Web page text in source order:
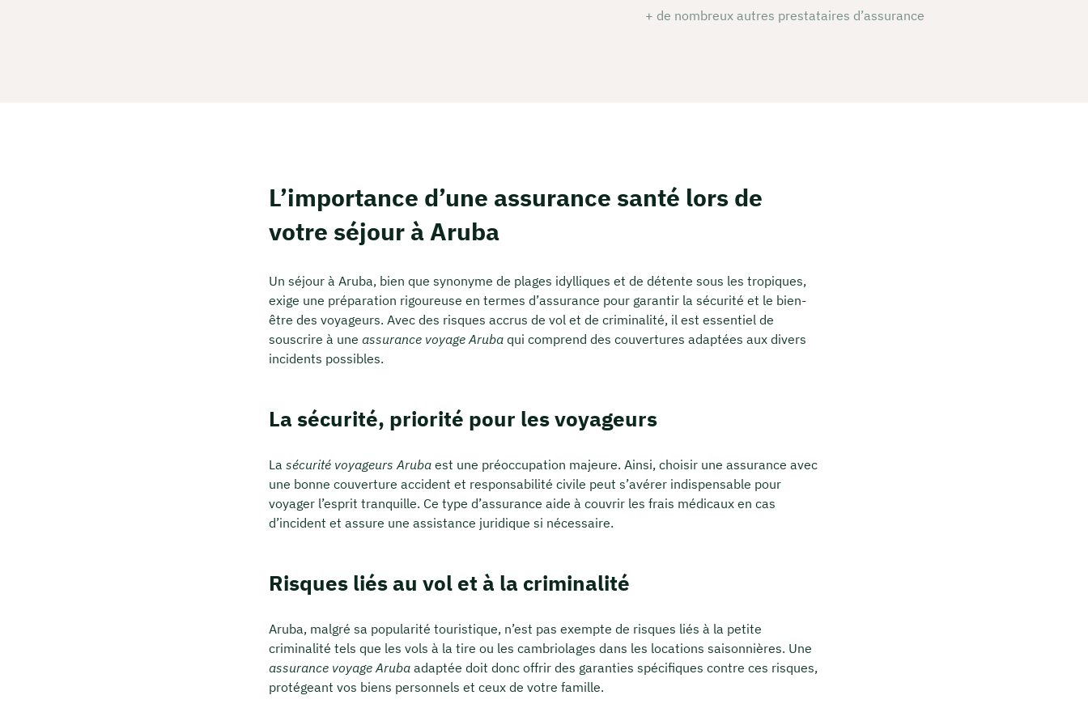
+ de nombreux autres prestataires d’assurance
L’importance d’une assurance santé lors de
votre séjour à Aruba
Un séjour à Aruba, bien que synonyme de plages idylliques et de détente sous les tropiques,
exige une préparation rigoureuse en termes d’assurance pour garantir la sécurité et le bien-
être des voyageurs. Avec des risques accrus de vol et de criminalité, il est essentiel de
souscrire à une assurance voyage Aruba qui comprend des couvertures adaptées aux divers
incidents possibles.
La sécurité, priorité pour les voyageurs
La sécurité voyageurs Aruba est une préoccupation majeure. Ainsi, choisir une assurance avec
une bonne couverture accident et responsabilité civile peut s’avérer indispensable pour
voyager l’esprit tranquille. Ce type d’assurance aide à couvrir les frais médicaux en cas
d’incident et assure une assistance juridique si nécessaire.
Risques liés au vol et à la criminalité
Aruba, malgré sa popularité touristique, n’est pas exempte de risques liés à la petite
criminalité tels que les vols à la tire ou les cambriolages dans les locations saisonnières. Une
assurance voyage Aruba adaptée doit donc offrir des garanties spécifiques contre ces risques,
protégeant vos biens personnels et ceux de votre famille.